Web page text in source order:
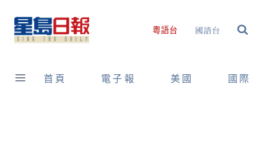
content
粵語台 國語台
首頁 電子報 美國 國際